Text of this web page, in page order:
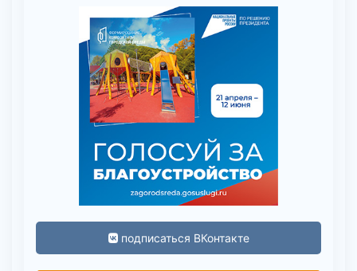
подписаться ВКонтакте